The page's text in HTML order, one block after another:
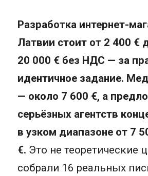
Разработка интернет-
Латвии стоит от 2 400 €
20 000 € без НДС — за
идентичное задание.
— около 7 600 €, а
серьёзных агентств
в узком диапазоне от 7
€. Это не теоретические
собрали 16 реальных